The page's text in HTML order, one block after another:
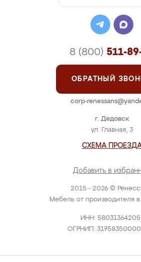
2015 - 2026 ©
Мебель от производителя
ИНН:
ОГРНИП:
г. Дедовск
ул. Главная, 3
СХЕМА
Добавить в
8 (800) 511-
ОБРАТНЫЙ
corp-